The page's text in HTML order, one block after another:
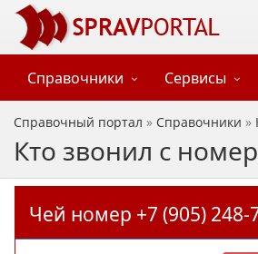
Справочники Сервисы
Справочный портал » Справочники »
Кто звонил с
Чей номер +7 (905) 248-